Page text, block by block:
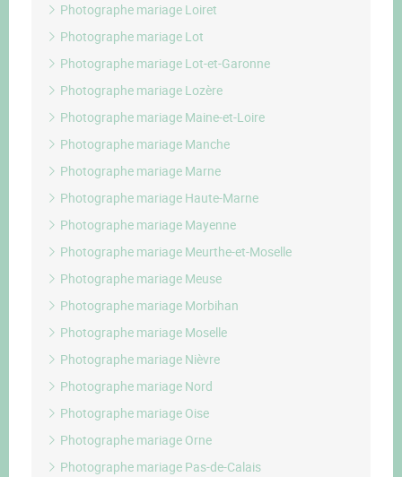
Photographe mariage Loiret
Photographe mariage Lot
Photographe mariage Lot-et-Garonne
Photographe mariage Lozère
Photographe mariage Maine-et-Loire
Photographe mariage Manche
Photographe mariage Marne
Photographe mariage Haute-Marne
Photographe mariage Mayenne
Photographe mariage Meurthe-et-Moselle
Photographe mariage Meuse
Photographe mariage Morbihan
Photographe mariage Moselle
Photographe mariage Nièvre
Photographe mariage Nord
Photographe mariage Oise
Photographe mariage Orne
Photographe mariage Pas-de-Calais